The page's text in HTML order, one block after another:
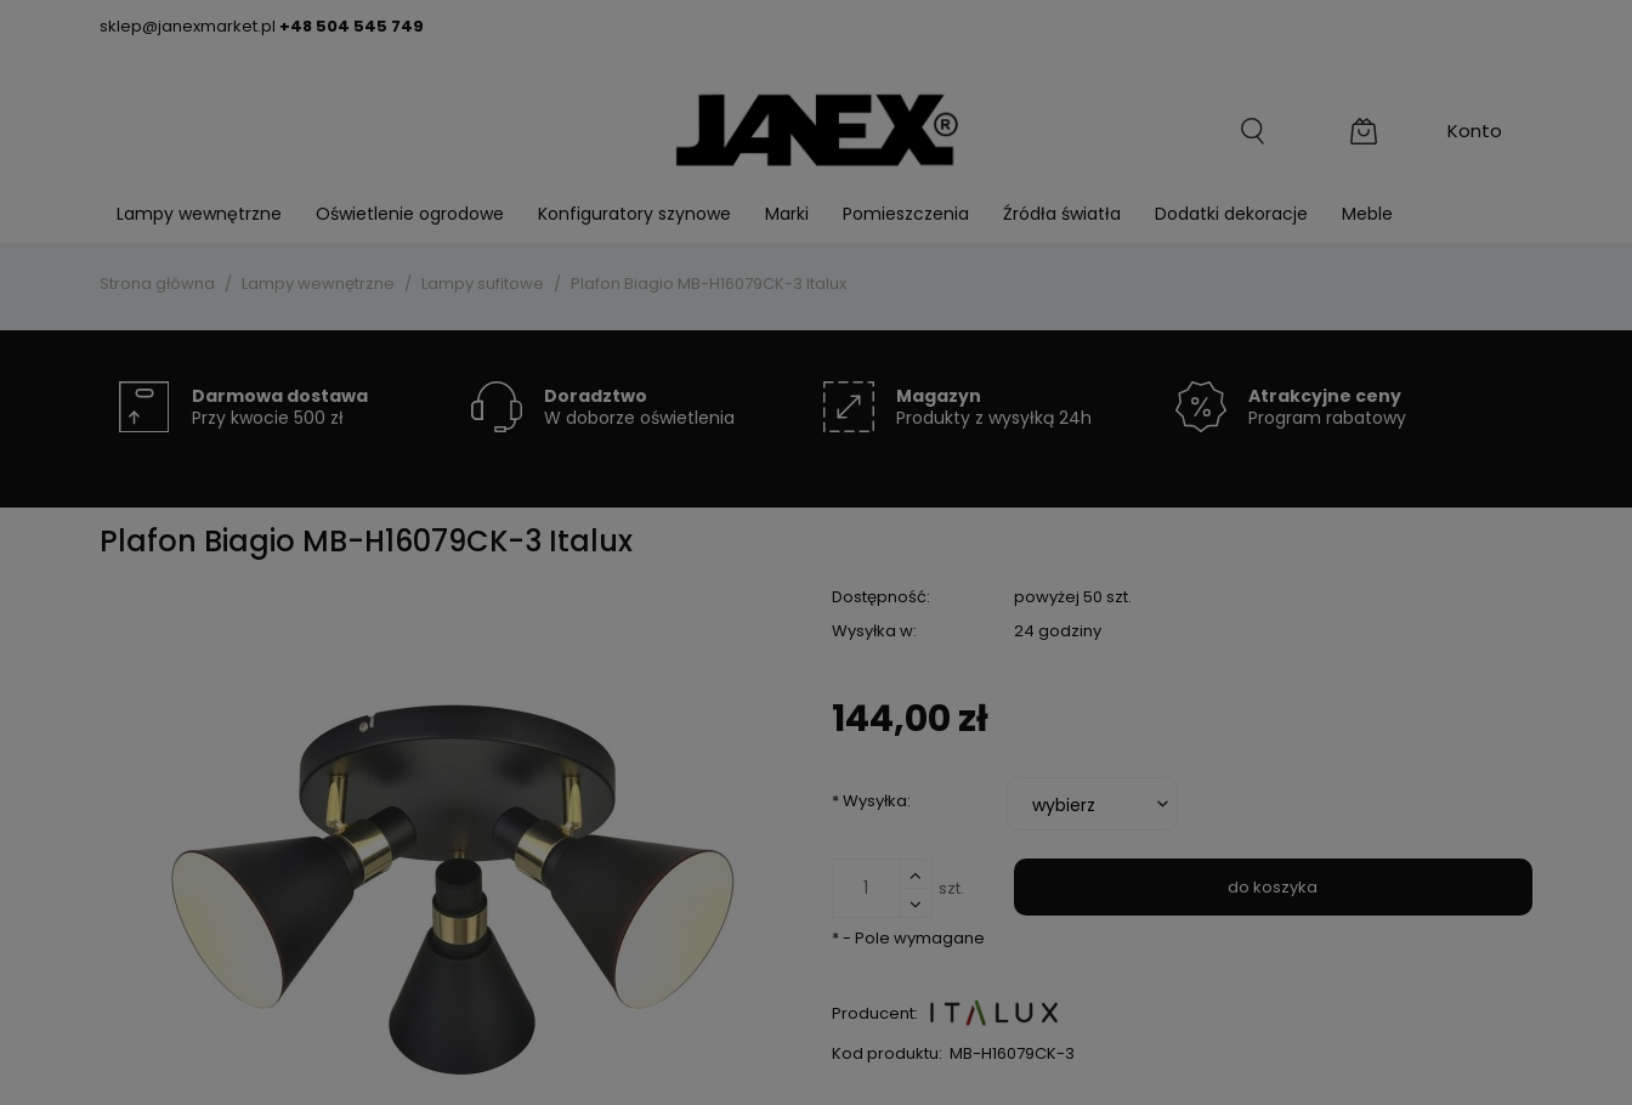
sklep@janexmarket.pl +48 504 545 749
Lampy wewnętrzne Oświetlenie ogrodowe Konfiguratory szynowe Marki Pomieszczenia Źródła światła Dodatki dekoracje Meble
Strona główna Lampy wewnętrzne Lampy sufitowe Plafon Biagio MB-H16079CK-3 Italux
Darmowa dostawa
Przy kwocie 500 zł
Doradztwo
W doborze oświetlenia
Magazyn
Produkty z wysyłką 24h
Atrakcyjne ceny
Program rabatowy
Plafon Biagio MB-H16079CK-3 Italux
Dostępność:
powyżej 50 szt.
Wysyłka w:
24 godziny
144,00 zł
*Wysyłka:
szt. do koszyka
*- Pole wymagane
Producent:
Kod produktu: MB-H16079CK-3